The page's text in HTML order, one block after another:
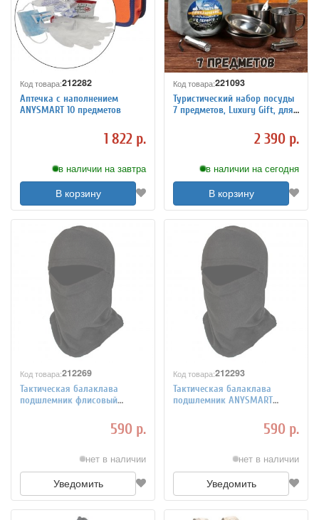
Код товара:212282
Аптечка с наполнением
ANYSMART 10 предметов
1 822 р.
в наличии на завтра
В корзину
Код товара:221093
Туристический набор посуды
7 предметов, Luxury Gift, для
2 390 р.
в наличии на сегодня
В корзину
Код товара:212269
Тактическая балаклава
подшлемник флисовый
590 р.
нет в наличии
Уведомить
Код товара:212293
Тактическая балаклава
подшлемник ANYSMART
590 р.
нет в наличии
Уведомить